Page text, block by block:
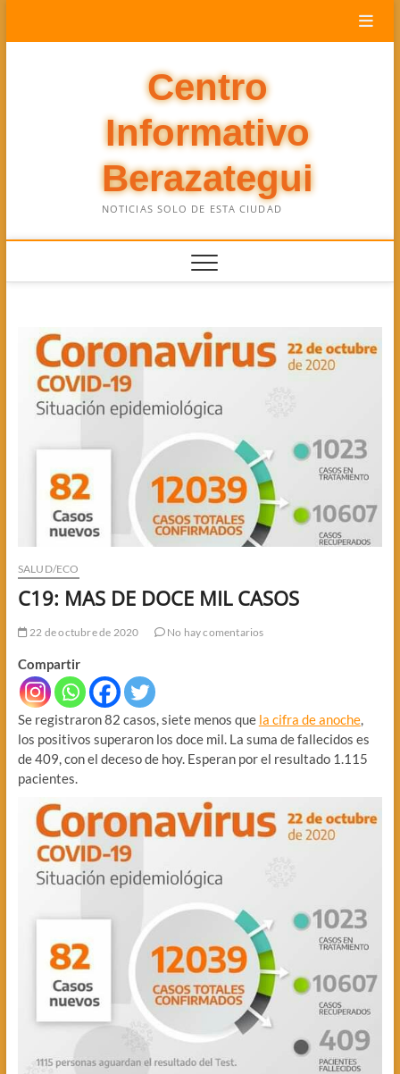
Centro
Informativo
Berazategui
NOTICIAS SOLO DE ESTA CIUDAD
SALUD/ECO
C19: MAS DE DOCE MIL CASOS
22 de octubre de 2020 No hay comentarios
Compartir
Se registraron 82 casos, siete menos que la cifra de anoche,
los positivos superaron los doce mil. La suma de fallecidos es
de 409, con el deceso de hoy. Esperan por el resultado 1.115
pacientes.